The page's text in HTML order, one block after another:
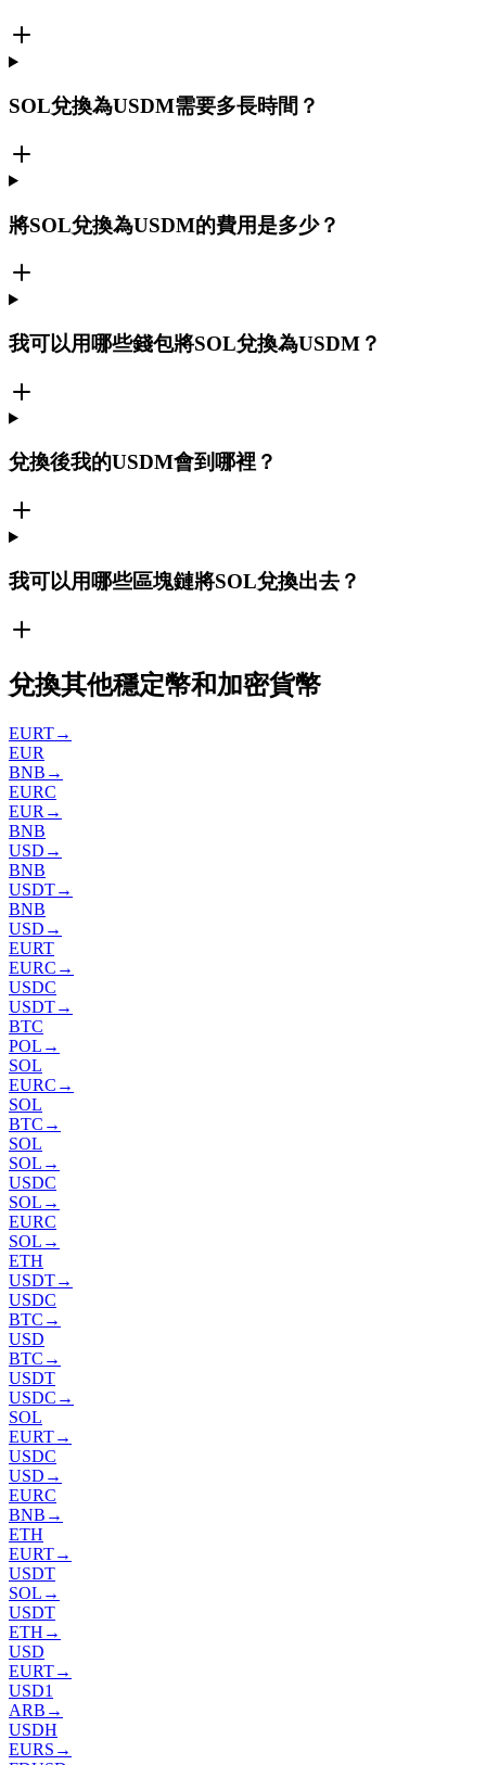
SOL兌換為USDM需要多長時間？
將SOL兌換為USDM的費用是多少？
我可以用哪些錢包將SOL兌換為USDM？
兌換後我的USDM會到哪裡？
我可以用哪些區塊鏈將SOL兌換出去？
兌換其他穩定幣和加密貨幣
EURT→
EUR
BNB →
EURC
EUR →
BNB
USD →
BNB
USDT→
BNB
USD →
EURT
EURC →
USDC
USDT→
BTC
POL →
SOL
EURC →
SOL
BTC →
SOL
SOL →
USDC
SOL →
EURC
SOL →
ETH
USDT→
USDC
BTC →
USD
BTC →
USDT
USDC →
SOL
EURT→
USDC
USD →
EURC
BNB →
ETH
EURT→
USDT
SOL →
USDT
ETH →
USD
EURT→
USD1
ARB →
USDH
EURS →